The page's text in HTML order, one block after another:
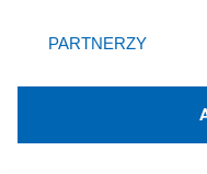
zmienić/wycofać
znajdujący się w
rodzaje przetwarzania
użytkownika, ale masz
PARTNERZY